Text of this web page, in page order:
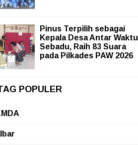
Pinus Terpilih sebagai
Kepala Desa Antar Waktu
Sebadu, Raih 83 Suara
pada Pilkades PAW 2026
POPULER